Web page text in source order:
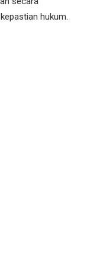
hukum.